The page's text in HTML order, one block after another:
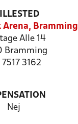
Arena, Bramming
Alle 14
Bramming
3162
Nej